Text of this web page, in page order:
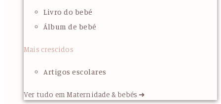
Livro do bebé
Álbum de bebé
Mais crescidos
Artigos escolares
Ver tudo em Maternidade & bebés ➜